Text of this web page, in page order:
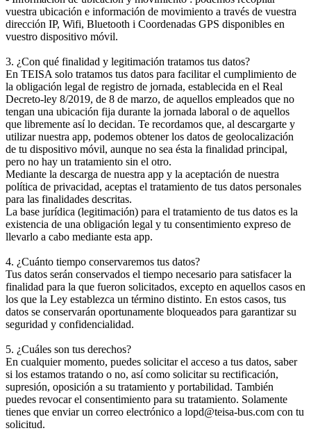
vuestra ubicación e información de movimiento a través de vuestra
dirección IP, Wifi, Bluetooth i Coordenadas GPS disponibles en
vuestro dispositivo móvil.
3. ¿Con qué finalidad y legitimación tratamos tus datos?
En TEISA solo tratamos tus datos para facilitar el cumplimiento de
la obligación legal de registro de jornada, establecida en el Real
Decreto-ley 8/2019, de 8 de marzo, de aquellos empleados que no
tengan una ubicación fija durante la jornada laboral o de aquellos
que libremente así lo decidan. Te recordamos que, al descargarte y
utilizar nuestra app, podemos obtener los datos de geolocalización
de tu dispositivo móvil, aunque no sea ésta la finalidad principal,
pero no hay un tratamiento sin el otro.
Mediante la descarga de nuestra app y la aceptación de nuestra
política de privacidad, aceptas el tratamiento de tus datos personales
para las finalidades descritas.
La base jurídica (legitimación) para el tratamiento de tus datos es la
existencia de una obligación legal y tu consentimiento expreso de
llevarlo a cabo mediante esta app.
4. ¿Cuánto tiempo conservaremos tus datos?
Tus datos serán conservados el tiempo necesario para satisfacer la
finalidad para la que fueron solicitados, excepto en aquellos casos en
los que la Ley establezca un término distinto. En estos casos, tus
datos se conservarán oportunamente bloqueados para garantizar su
seguridad y confidencialidad.
5. ¿Cuáles son tus derechos?
En cualquier momento, puedes solicitar el acceso a tus datos, saber
si los estamos tratando o no, así como solicitar su rectificación,
supresión, oposición a su tratamiento y portabilidad. También
puedes revocar el consentimiento para su tratamiento. Solamente
tienes que enviar un correo electrónico a lopd@teisa-bus.com con tu
solicitud.